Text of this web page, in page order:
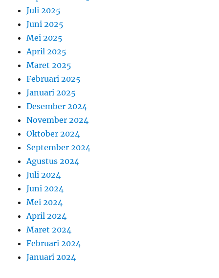
Juli 2025
Juni 2025
Mei 2025
April 2025
Maret 2025
Februari 2025
Januari 2025
Desember 2024
November 2024
Oktober 2024
September 2024
Agustus 2024
Juli 2024
Juni 2024
Mei 2024
April 2024
Maret 2024
Februari 2024
Januari 2024